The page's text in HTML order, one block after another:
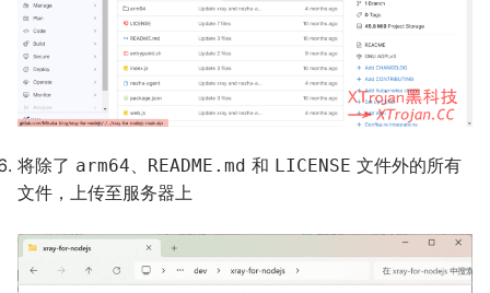
将除了 arm64 README.md 和 LICENSE 文件外的所有
文件，上传至服务器上